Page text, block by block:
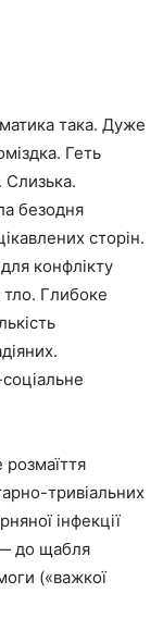
така. Дуже
Геть
Слизька.
безодня
сторін.
конфлікту
Глибоке
тривіальних
інфекції
— до щабля
(«важкої